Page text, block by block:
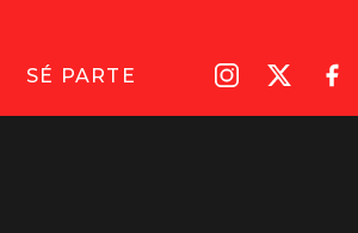
SÉ PARTE